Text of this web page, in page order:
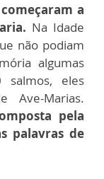
a
Na Idade
não podiam
algumas
eles
Ave-Marias.
pela
palavras de